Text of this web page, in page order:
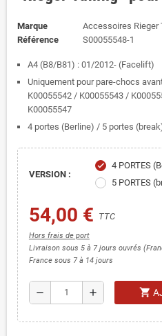
Marque
Accessoires Rieger
Référence
S00055548-1
A4 (B8/B81) : 01/2012- (Facelift)
Uniquement pour pare-chocs
K00055542 / K00055543 /
K00055547
4 portes (Berline) / 5 portes
VERSION :
check
4 PORTES
5 PORTES
54,00 € TTC
Hors frais de port
Livraison sous 5 à 7 jours ouvrés
France sous 7 à 14 jours
remove add shopping_cart